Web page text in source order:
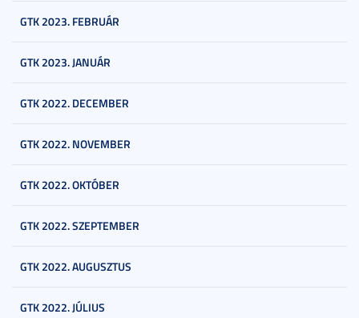
GTK 2023. FEBRUÁR
GTK 2023. JANUÁR
GTK 2022. DECEMBER
GTK 2022. NOVEMBER
GTK 2022. OKTÓBER
GTK 2022. SZEPTEMBER
GTK 2022. AUGUSZTUS
GTK 2022. JÚLIUS